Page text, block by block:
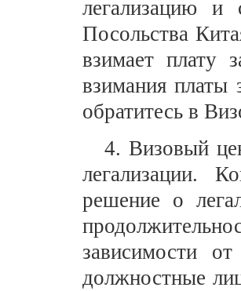
легализацию и
Посольства
взимает плату
взимания платы
обратитесь в
4. Визовый
легализации.
решение о
зависимости
должностные